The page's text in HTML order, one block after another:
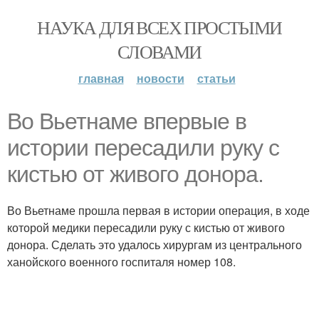
НАУКА ДЛЯ ВСЕХ ПРОСТЫМИ
СЛОВАМИ
главная новости статьи
Во Вьетнаме впервые в
истории пересадили руку с
кистью от живого донора.
Во Вьетнаме прошла первая в истории операция, в ходе
которой медики пересадили руку с кистью от живого
донора. Сделать это удалось хирургам из центрального
ханойского военного госпиталя номер 108.